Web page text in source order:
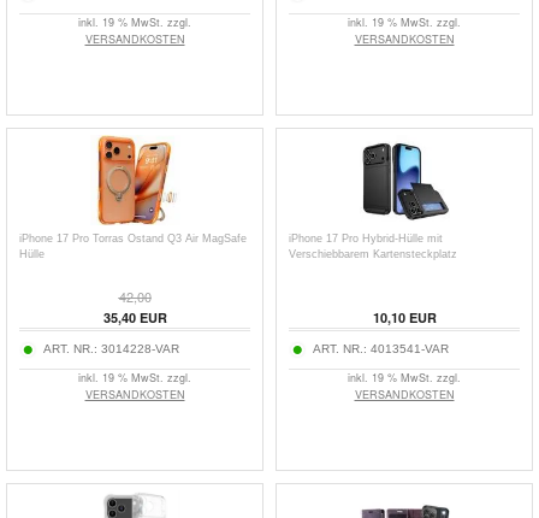
inkl. 19 % MwSt. zzgl.
VERSANDKOSTEN
inkl. 19 % MwSt. zzgl.
VERSANDKOSTEN
iPhone 17 Pro Torras Ostand Q3 Air MagSafe
Hülle
42,00
35,40EUR
ART. NR.: 3014228-VAR
inkl. 19 % MwSt. zzgl.
VERSANDKOSTEN
iPhone 17 Pro Hybrid-Hülle mit
Verschiebbarem Kartensteckplatz
10,10EUR
ART. NR.: 4013541-VAR
inkl. 19 % MwSt. zzgl.
VERSANDKOSTEN